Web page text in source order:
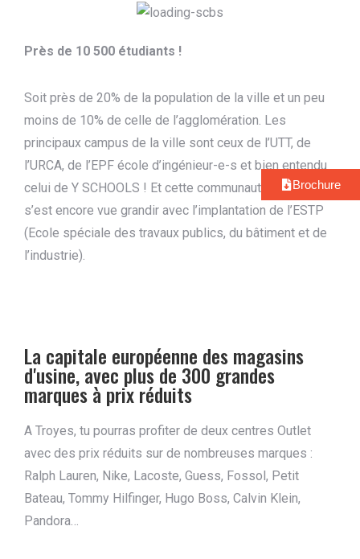
Près de 10 500 étudiants !
Soit près de 20% de la population de la ville et un peu
moins de 10% de celle de l’agglomération. Les
principaux campus de la ville sont ceux de l’UTT, de
l’URCA, de l’EPF école d’ingénieur-e-s et bien entendu
celui de Y SCHOOLS ! Et cette communauté étudiante
s’est encore vue grandir avec l’implantation de l’ESTP
(Ecole spéciale des travaux publics, du bâtiment et de
l’industrie).
La capitale européenne des magasins
d'usine, avec plus de 300 grandes
marques à prix réduits
A Troyes, tu pourras profiter de deux centres Outlet
avec des prix réduits sur de nombreuses marques :
Ralph Lauren, Nike, Lacoste, Guess, Fossol, Petit
Bateau, Tommy Hilfinger, Hugo Boss, Calvin Klein,
Pandora…
Brochure